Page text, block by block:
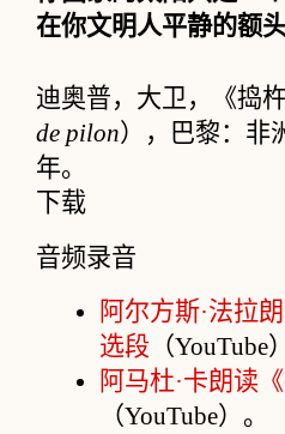
在你文明人平静的额
迪奥普，大卫，《捣
de pilon），巴黎：非
年。
下载
音频录音
阿尔方斯·法拉
选段 （YouTube
阿马杜·卡朗读
（YouTube）。